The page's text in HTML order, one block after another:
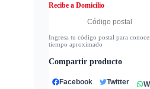
Recibe a Domicilio
Ingresa tu código postal para
tiempo aproximado
Compartir producto
Facebook Twitter